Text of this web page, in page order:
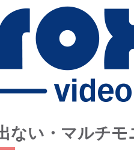
ない・マルチ